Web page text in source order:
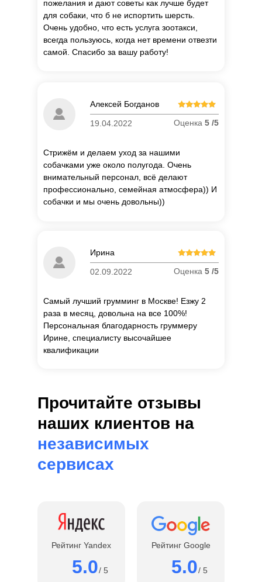
пожелания и дают советы как лучше будет
для собаки, что б не испортить шерсть.
Очень удобно, что есть услуга зоотакси,
всегда пользуюсь, когда нет времени отвезти
самой. Спасибо за вашу работу!
Алексей Богданов
19.04.2022 Оценка 5 /5
Стрижём и делаем уход за нашими
собачками уже около полугода. Очень
внимательный персонал, всё делают
профессионально, семейная атмосфера)) И
собачки и мы очень довольны))
Ирина
02.09.2022 Оценка 5 /5
Самый лучший грумминг в Москве! Езжу 2
раза в месяц, довольна на все 100%!
Персональная благодарность груммеру
Ирине, специалисту высочайшее
квалификации
Прочитайте отзывы
наших клиентов на
независимых
сервисах
Рейтинг Yandex
5.0/ 5
Рейтинг Google
5.0/ 5